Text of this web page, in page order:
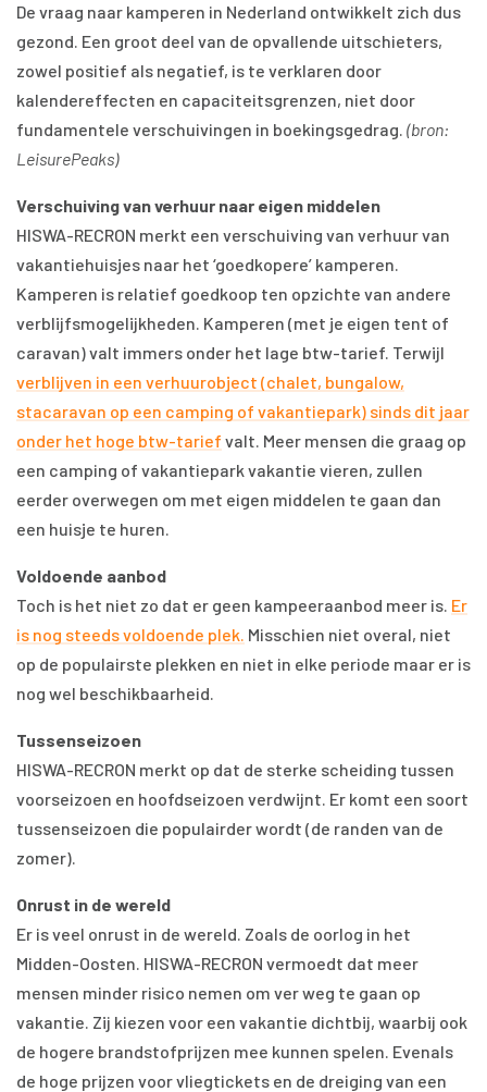
De vraag naar kamperen in Nederland ontwikkelt zich dus
gezond. Een groot deel van de opvallende uitschieters,
zowel positief als negatief, is te verklaren door
kalendereffecten en capaciteitsgrenzen, niet door
fundamentele verschuivingen in boekingsgedrag. (bron:
LeisurePeaks)
Verschuiving van verhuur naar eigen middelen
HISWA-RECRON merkt een verschuiving van verhuur van
vakantiehuisjes naar het ‘goedkopere’ kamperen.
Kamperen is relatief goedkoop ten opzichte van andere
verblijfsmogelijkheden. Kamperen (met je eigen tent of
caravan) valt immers onder het lage btw-tarief. Terwijl
verblijven in een verhuurobject (chalet, bungalow,
stacaravan op een camping of vakantiepark) sinds dit jaar
onder het hoge btw-tarief valt. Meer mensen die graag op
een camping of vakantiepark vakantie vieren, zullen
eerder overwegen om met eigen middelen te gaan dan
een huisje te huren.
Voldoende aanbod
Toch is het niet zo dat er geen kampeeraanbod meer is. Er
is nog steeds voldoende plek. Misschien niet overal, niet
op de populairste plekken en niet in elke periode maar er is
nog wel beschikbaarheid.
Tussenseizoen
HISWA-RECRON merkt op dat de sterke scheiding tussen
voorseizoen en hoofdseizoen verdwijnt. Er komt een soort
tussenseizoen die populairder wordt (de randen van de
zomer).
Onrust in de wereld
Er is veel onrust in de wereld. Zoals de oorlog in het
Midden-Oosten. HISWA-RECRON vermoedt dat meer
mensen minder risico nemen om ver weg te gaan op
vakantie. Zij kiezen voor een vakantie dichtbij, waarbij ook
de hogere brandstofprijzen mee kunnen spelen. Evenals
de hoge prijzen voor vliegtickets en de dreiging van een